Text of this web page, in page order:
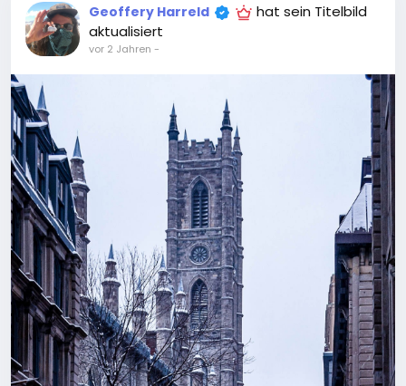
Geoffery Harreld
hat sein Titelbild
aktualisiert
vor 2 Jahren -